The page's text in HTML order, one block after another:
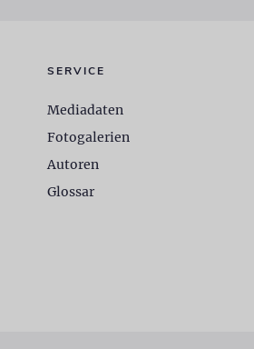
SERVICE
Mediadaten
Fotogalerien
Autoren
Glossar